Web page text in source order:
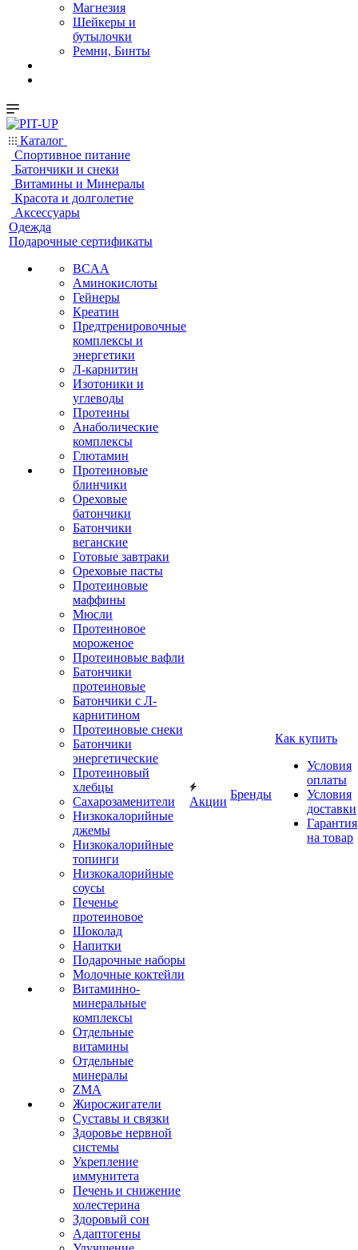
Магнезия
Шейкеры и
бутылочки
Ремни, Бинты
Каталог
Спортивное питание
Батончики и снеки
Витамины и Минералы
Красота и долголетие
Аксессуары
Одежда
Подарочные сертификаты
BCAA
Аминокислоты
Гейнеры
Креатин
Предтренировочные
комплексы и
энергетики
Л-карнитин
Изотоники и
углеводы
Протеины
Анаболические
комплексы
Глютамин
Протеиновые
блинчики
Ореховые
батончики
Батончики
веганские
Готовые завтраки
Ореховые пасты
Протеиновые
маффины
Мюсли
Протеиновое
мороженое
Протеиновые вафли
Батончики
протеиновые
Батончики с Л-
карнитином
Протеиновые снеки
Батончики
энергетические
Протеиновый
хлебцы
Сахарозаменители
Низкокалорийные
джемы
Низкокалорийные
топинги
Низкокалорийные
соусы
Печенье
протеиновое
Шоколад
Напитки
Подарочные наборы
Молочные коктейли
Витаминно-
минеральные
комплексы
Отдельные
витамины
Отдельные
минералы
ZMA
Жиросжигатели
Суставы и связки
Здоровье нервной
системы
Укрепление
иммунитета
Печень и снижение
холестерина
Здоровый сон
Адаптогены
Акции
Бренды
Как купить
Условия
оплаты
Условия
доставки
Гарантия
на товар